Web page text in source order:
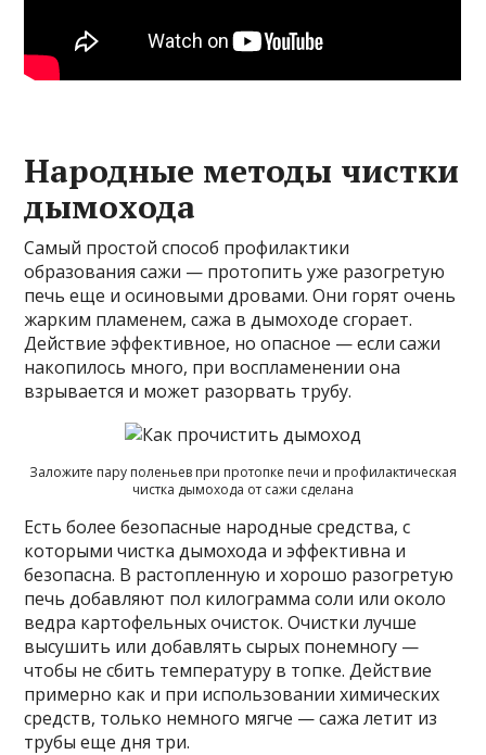
Народные методы чистки
дымохода
Самый простой способ профилактики
образования сажи — протопить уже разогретую
печь еще и осиновыми дровами. Они горят очень
жарким пламенем, сажа в дымоходе сгорает.
Действие эффективное, но опасное — если сажи
накопилось много, при воспламенении она
взрывается и может разорвать трубу.
Заложите пару поленьев при протопке печи и профилактическая
чистка дымохода от сажи сделана
Есть более безопасные народные средства, с
которыми чистка дымохода и эффективна и
безопасна. В растопленную и хорошо разогретую
печь добавляют пол килограмма соли или около
ведра картофельных очисток. Очистки лучше
высушить или добавлять сырых понемногу —
чтобы не сбить температуру в топке. Действие
примерно как и при использовании химических
средств, только немного мягче — сажа летит из
трубы еще дня три.